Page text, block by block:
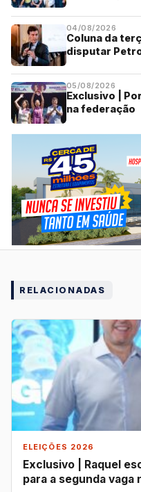
04/08/2026
Coluna da
disputar
05/08/2026
Exclusivo |
na federação
RELACIONADAS
ELEIÇÕES 2026
Exclusivo | Raquel
para a segunda vaga